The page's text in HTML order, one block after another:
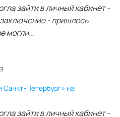
зайти в личный кабинет -
- пришлось
могли...
Петербург» на
зайти в личный кабинет -